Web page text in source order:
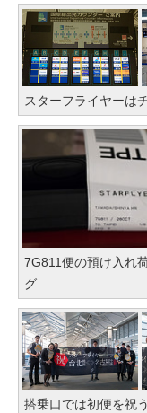
スターフライヤーは
7G811便の預け入れ
グ
搭乗口では初便を祝